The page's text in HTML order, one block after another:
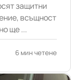
защитни
всъщност
ще ...
6 мин четене